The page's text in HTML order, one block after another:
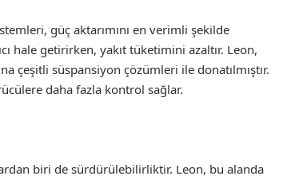
güç aktarımını en verimli şekilde
hale getirirken, yakıt tüketimini azaltır. Leon,
çeşitli süspansiyon çözümleri ile donatılmıştır.
daha fazla kontrol sağlar.
biri de sürdürülebilirliktir. Leon, bu alanda